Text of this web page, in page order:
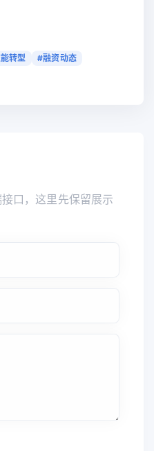
转型
#融资动态
口，这里先保留展示